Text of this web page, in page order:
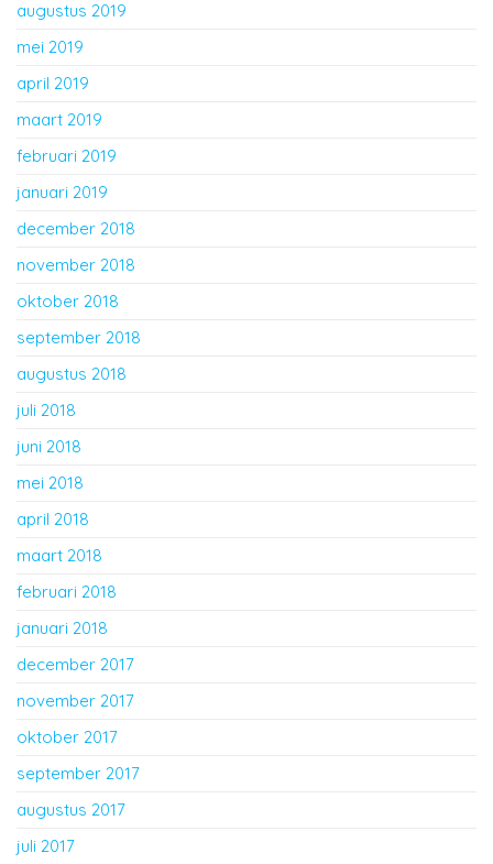
augustus 2019
mei 2019
april 2019
maart 2019
februari 2019
januari 2019
december 2018
november 2018
oktober 2018
september 2018
augustus 2018
juli 2018
juni 2018
mei 2018
april 2018
maart 2018
februari 2018
januari 2018
december 2017
november 2017
oktober 2017
september 2017
augustus 2017
juli 2017